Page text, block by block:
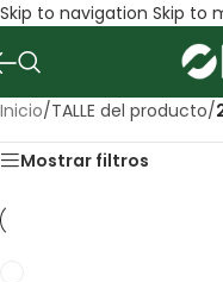
Skip to navigation Skip to
Inicio/TALLE del producto/
Mostrar filtros